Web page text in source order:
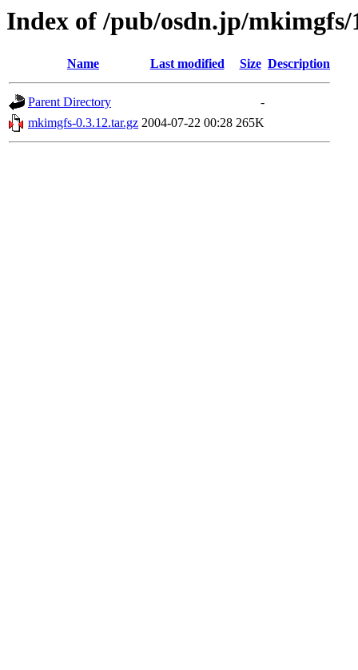
Index of /pub/osdn.jp/mkimgfs/
Name Last modified Size Description
Parent Directory
-
mkimgfs-0.3.12.tar.gz 2004-07-22 00:28 265K